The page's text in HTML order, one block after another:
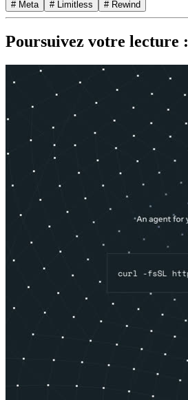
# Meta # Limitless # Rewind
Poursuivez votre lecture :